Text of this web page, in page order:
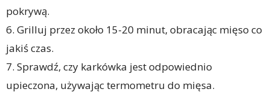
pokrywą.
6. Grilluj przez około 15-20 minut, obracając mięso co
jakiś czas.
7. Sprawdź, czy karkówka jest odpowiednio
upieczona, używając termometru do mięsa.